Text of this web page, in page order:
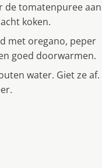
de tomatenpuree aan
koken.
met oregano, peper
goed doorwarmen.
water. Giet ze af.